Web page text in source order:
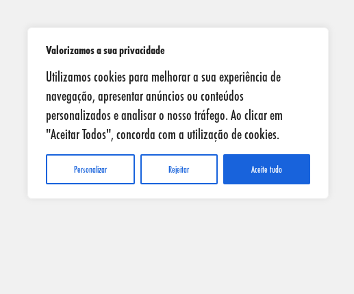
Valorizamos a sua privacidade
Utilizamos cookies para melhorar a sua experiência de
navegação, apresentar anúncios ou conteúdos
personalizados e analisar o nosso tráfego. Ao clicar em
"Aceitar Todos", concorda com a utilização de cookies.
Personalizar Rejeitar Aceite tudo